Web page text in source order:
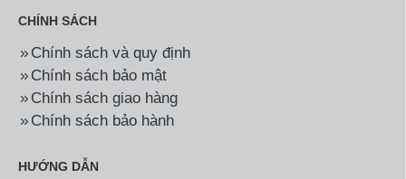
CHÍNH SÁCH
Chính sách và quy định
Chính sách bảo mật
Chính sách giao hàng
Chính sách bảo hành
HƯỚNG DẪN